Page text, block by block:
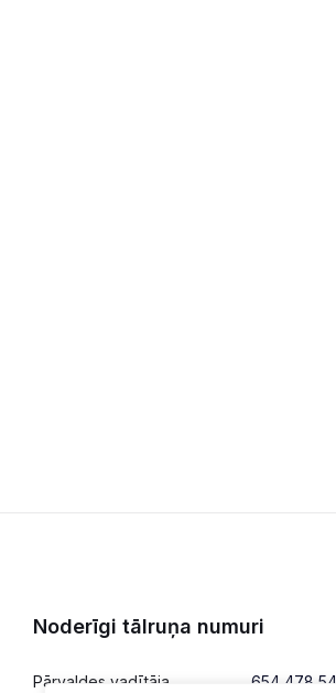
Noderīgi tālruņa numuri
Pārvaldes vadītāja 654 478 54